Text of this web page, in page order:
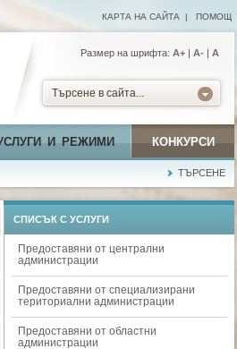
КАРТА НА САЙТА | ПОМОЩ
Размер на шрифта: А+ | A- | A
Търсене в сайта...
И РЕЖИМИ КОНКУРСИ
ТЪРСЕНЕ
СПИСЪК С УСЛУГИ
Предоставяни от централни
администрации
Предоставяни от специализирани
териториални администрации
Предоставяни от областни
администрации